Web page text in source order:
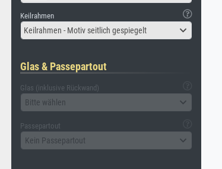
Keilrahmen
Keilrahmen - Motiv seitlich gespiegelt
Glas & Passepartout
Glas (inklusive Rückwand)
Bitte wählen
Passepartout
Kein Passepartout